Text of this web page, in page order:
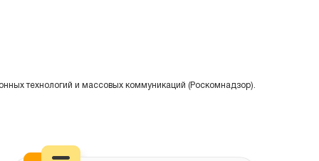
технологий и массовых коммуникаций (Роскомнадзор).